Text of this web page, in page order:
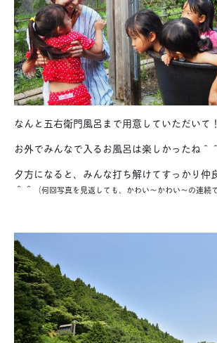
なんと五右衛門風呂まで用意していただいて！
お外でみんなで入るお風呂は楽しかったね＾＾
夕方になると、みんな打ち解けてすっかり仲
＾＾
（何回写真を見返しても、かわい〜かわい〜の連続